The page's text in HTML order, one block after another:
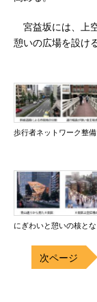
宮益坂には、上
憩いの広場を設ける
歩行者ネットワーク整
にぎわいと憩いの核と